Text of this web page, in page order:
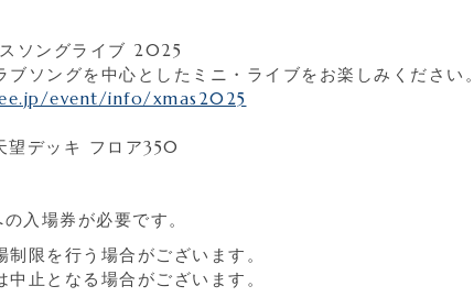
ソングライブ 2025
ソングを中心としたミニ・ライブをお楽しみください。
event/info/xmas2025
望デッキ フロア350
入場券が必要です。
限を行う場合がございます。
止となる場合がございます。